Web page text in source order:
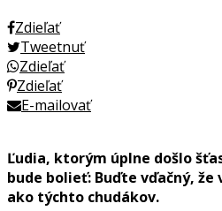
Zdieľať
Tweetnuť
Zdieľať
Zdieľať
E-mailovať
Ľudia, ktorým úplne došlo
bude bolieť: Buďte vďačný,
ako týchto chudákov.